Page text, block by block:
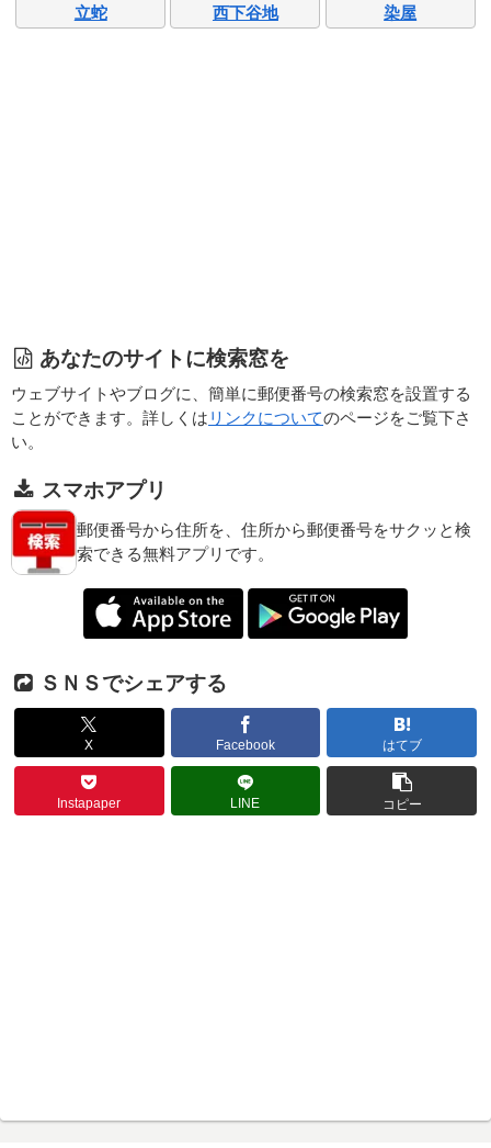
立蛇 西下谷地 染屋
あなたのサイトに検索窓を
ウェブサイトやブログに、簡単に郵便番号の検索窓を設置する
ことができます。詳しくは リンクについてのページをご覧下さ
い。
スマホアプリ
郵便番号から住所を、住所から郵便番号をサクッと検
索できる無料アプリです。
ＳＮＳでシェアする
X Facebook はてブ
Instapaper LINE コピー